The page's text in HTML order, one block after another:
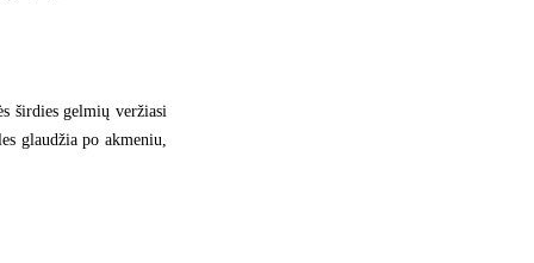
širdies gelmių veržiasi
glaudžia po akmeniu,